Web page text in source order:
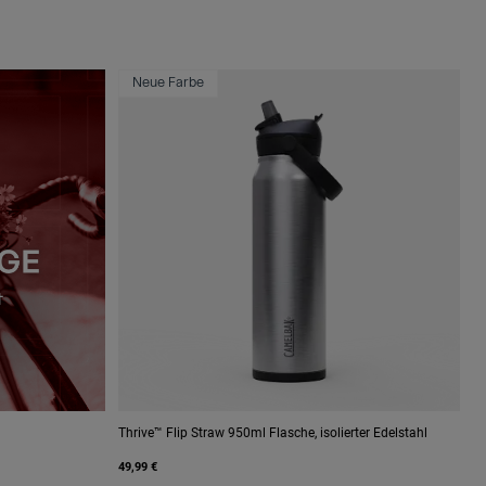
Neue Farbe
Thrive™ Flip Straw 950ml Flasche, isolierter Edelstahl
49,99 €